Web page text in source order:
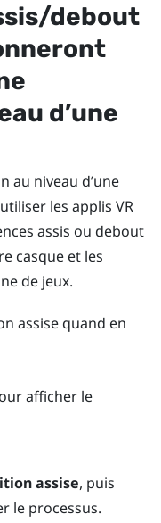
debout
d’une
au niveau d’une
les applis VR
assis ou debout
casque et les
de jeux.
assise quand en
afficher le
assise, puis
le processus.